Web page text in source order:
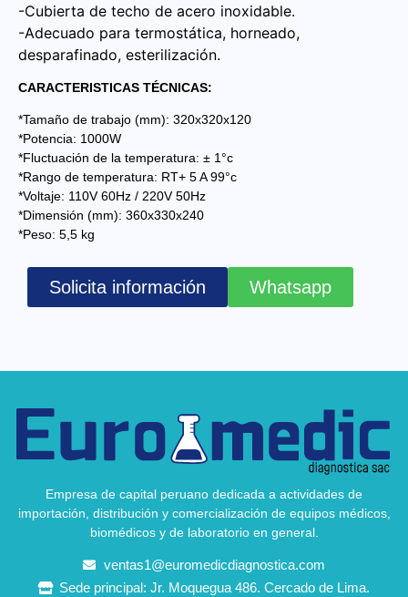
-Cubierta de techo de acero inoxidable.
-Adecuado para termostática, horneado,
desparafinado, esterilización.
CARACTERISTICAS TÉCNICAS:
*Tamaño de trabajo (mm): 320x320x120
*Potencia: 1000W
*Fluctuación de la temperatura: ± 1°c
*Rango de temperatura: RT+ 5 A 99°c
*Voltaje: 110V 60Hz / 220V 50Hz
*Dimensión (mm): 360x330x240
*Peso: 5,5 kg
Solicita información Whatsapp
Empresa de capital peruano dedicada a actividades de
importación, distribución y comercialización de equipos médicos,
biomédicos y de laboratorio en general.
ventas1@euromedicdiagnostica.com
Sede principal: Jr. Moquegua 486. Cercado de Lima.